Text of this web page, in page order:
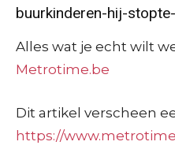
buurkinderen-hij-
Alles wat je echt wilt
Metrotime.be
Dit artikel verscheen
https://